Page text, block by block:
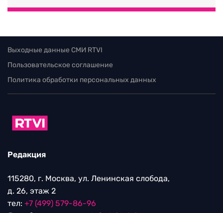
Выходные данные СМИ RTVI
Пользовательское соглашение
Политика обработки персональных данных
Редакция
115280, г. Москва, ул. Ленинская слобода,
д. 26, этаж 2
тел: +7 (499) 579-86-96